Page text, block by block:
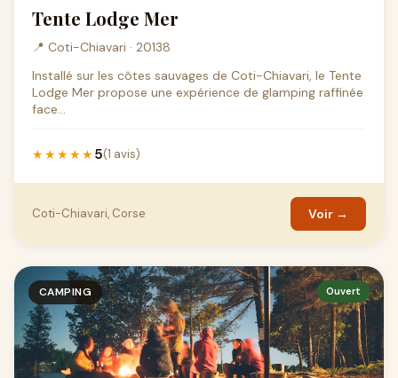
Tente Lodge Mer
📍 Coti-Chiavari · 20138
Installé sur les côtes sauvages de Coti-Chiavari, le Tente
Lodge Mer propose une expérience de glamping raffinée
face...
★★★★★5(1 avis)
Coti-Chiavari, Corse Voir →
CAMPING Ouvert